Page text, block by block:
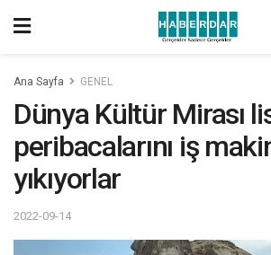
Ana Sayfa GENEL
Dünya Kültür Mirası
peribacalarını iş
yıkıyorlar
2022-09-14